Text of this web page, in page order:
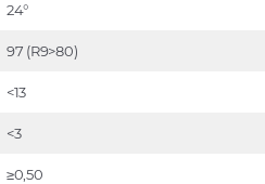
24°
97 (R9>80)
<13
<3
≥0,50